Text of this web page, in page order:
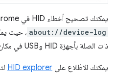
يمكنك تصحيح أخطاء HID في Chrome باستخدام الصفحة الداخلية
about://device-log ، حيث
ذات الصلة بأجهزة HID وUSB في مكان واحد.
يمكنك الاطّلاع على HID explorer